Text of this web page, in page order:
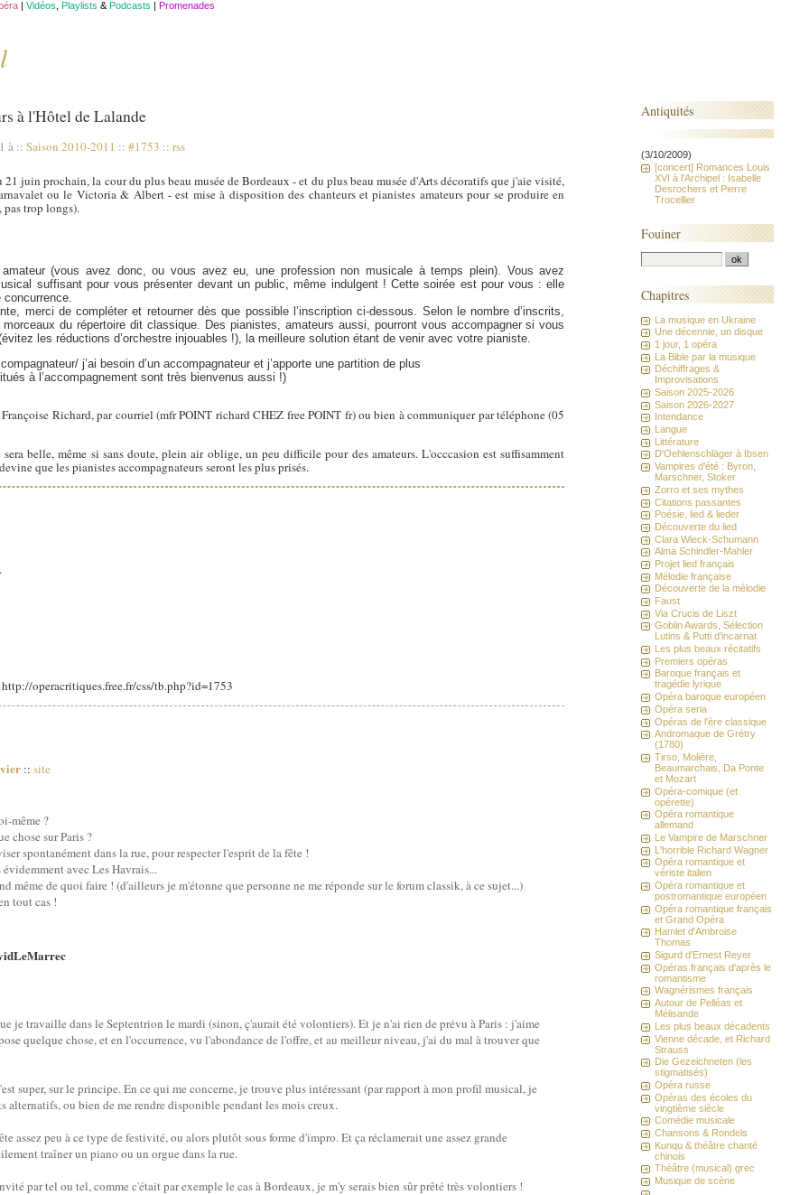
| Vidéos Playlists & Podcasts | Promenades
à l'Hôtel de Lalande
à :: Saison 2010-2011 :: #1753 :: rss
juin prochain, la cour du plus beau musée de Bordeaux - et du plus beau musée d'Arts décoratifs que j'aie visité,
ou le Victoria & Albert - est mise à disposition des chanteurs et pianistes amateurs pour se produire en
trop longs).
(vous avez donc, ou vous avez eu, une profession non musicale à temps plein). Vous avez
suffisant pour vous présenter devant un public, même indulgent ! Cette soirée est pour vous : elle
merci de compléter et retourner dès que possible l’inscription ci-dessous. Selon le nombre d’inscrits,
du répertoire dit classique. Des pianistes, amateurs aussi, pourront vous accompagner si vous
les réductions d’orchestre injouables !), la meilleure solution étant de venir avec votre pianiste.
j’ai besoin d’un accompagnateur et j’apporte une partition de plus
à l’accompagnement sont très bienvenus aussi !)
Richard, par courriel (mfr POINT richard CHEZ free POINT fr) ou bien à communiquer par téléphone (05
belle, même si sans doute, plein air oblige, un peu difficile pour des amateurs. L'occcasion est suffisamment
que les pianistes accompagnateurs seront les plus prisés.
.
operacritiques.free.fr/css/tb.php?id=1753
::site
même ?
chose sur Paris ?
spontanément dans la rue, pour respecter l'esprit de la fête !
avec Les Havrais...
même de quoi faire ! (d'ailleurs je m'étonne que personne ne me réponde sur le forum classik, à ce sujet...)
tout cas !
je travaille dans le Septentrion le mardi (sinon, ç'aurait été volontiers). Et je n'ai rien de prévu à Paris : j'aime
quelque chose, et en l'occurrence, vu l'abondance de l'offre, et au meilleur niveau, j'ai du mal à trouver que
super, sur le principe. En ce qui me concerne, je trouve plus intéressant (par rapport à mon profil musical, je
alternatifs, ou bien de me rendre disponible pendant les mois creux.
assez peu à ce type de festivité, ou alors plutôt sous forme d'impro. Et ça réclamerait une assez grande
traîner un piano ou un orgue dans la rue.
par tel ou tel, comme c'était par exemple le cas à Bordeaux, je m'y serais bien sûr prêté très volontiers !
Antiquités
(3/10/2009)
[concert] Romances Louis
XVI à l'Archipel : Isabelle
Desrochers et Pierre
Trocellier
Fouiner
Chapitres
La musique en Ukraine
Une décennie, un disque
1 jour, 1 opéra
La Bible par la musique
Déchiffrages &
Improvisations
Saison 2025-2026
Saison 2026-2027
Intendance
Langue
Littérature
D'Oehlenschläger à Ibsen
Vampires d'été : Byron,
Marschner, Stoker
Zorro et ses mythes
Citations passantes
Poésie, lied & lieder
Découverte du lied
Clara Wieck-Schumann
Alma Schindler-Mahler
Projet lied français
Mélodie française
Découverte de la mélodie
Faust
Via Crucis de Liszt
Goblin Awards, Sélection
Lutins & Putti d'incarnat
Les plus beaux récitatifs
Premiers opéras
Baroque français et
tragédie lyrique
Opéra baroque européen
Opéra seria
Opéras de l'ère classique
Andromaque de Grétry
(1780)
Tirso, Molière,
Beaumarchais, Da Ponte
et Mozart
Opéra-comique (et
opérette)
Opéra romantique
allemand
Le Vampire de Marschner
L'horrible Richard Wagner
Opéra romantique et
vériste italien
Opéra romantique et
postromantique européen
Opéra romantique français
et Grand Opéra
Hamlet d'Ambroise
Thomas
Sigurd d'Ernest Reyer
Opéras français d'après le
romantisme
Wagnérismes français
Autour de Pelléas et
Mélisande
Les plus beaux décadents
Vienne décade, et Richard
Strauss
Die Gezeichneten (les
stigmatisés)
Opéra russe
Opéras des écoles du
vingtième siècle
Comédie musicale
Chansons & Rondels
Kunqu & théâtre chanté
chinois
Théâtre (musical) grec
Musique de scène